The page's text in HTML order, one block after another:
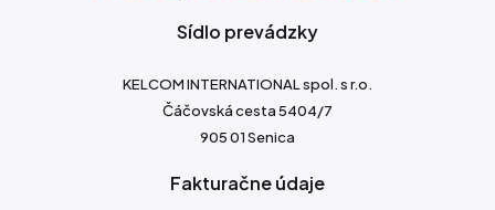
Sídlo prevádzky
KELCOM INTERNATIONAL spol. s r.o.
Čáčovská cesta 5404/7
905 01 Senica
Fakturačne údaje